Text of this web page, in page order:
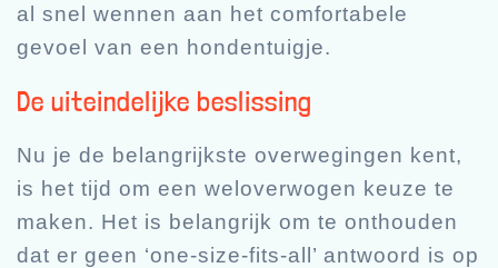
al snel wennen aan het comfortabele
gevoel van een hondentuigje.
De uiteindelijke beslissing
Nu je de belangrijkste overwegingen kent,
is het tijd om een weloverwogen keuze te
maken. Het is belangrijk om te onthouden
dat er geen ‘one-size-fits-all’ antwoord is op